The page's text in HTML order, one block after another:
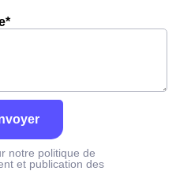
notre politique de
et publication des